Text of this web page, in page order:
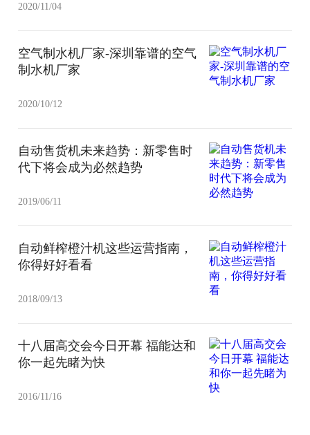
2020/11/04
空气制水机厂家-深圳靠谱的空气
制水机厂家
2020/10/12
自动售货机未来趋势：新零售时
代下将会成为必然趋势
2019/06/11
自动鲜榨橙汁机这些运营指南，
你得好好看看
2018/09/13
十八届高交会今日开幕 福能达和
你一起先睹为快
2016/11/16